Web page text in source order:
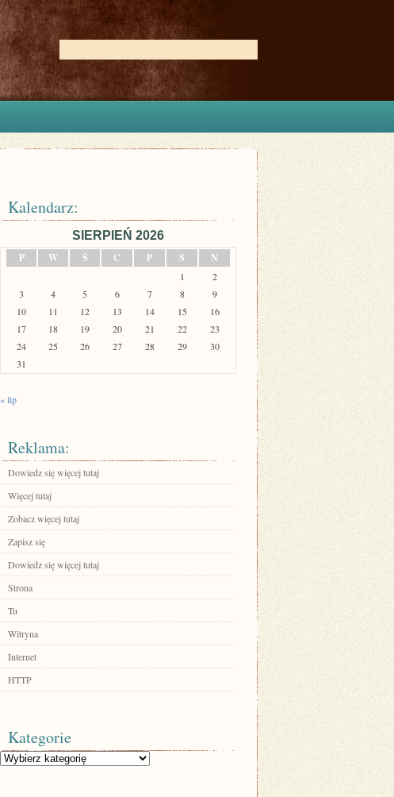
Kalendarz:
SIERPIEŃ 2026
P
W Ś C P S N
1
2
3
4 5 6 7 8
9
10
11 12 13 14 15
16
17
18 19 20 21 22
23
24
25 26 27 28 29
30
31
« lip
Reklama:
Dowiedz się więcej tutaj
Więcej tutaj
Zobacz więcej tutaj
Zapisz się
Dowiedz się więcej tutaj
Strona
Tu
Witryna
Internet
HTTP
Kategorie
Kategorie